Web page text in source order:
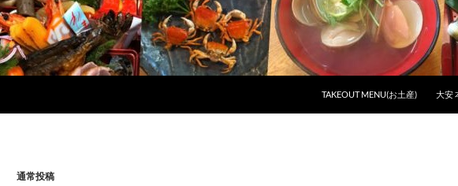
TAKEOUT MENU(お土産)
大安
通常投稿